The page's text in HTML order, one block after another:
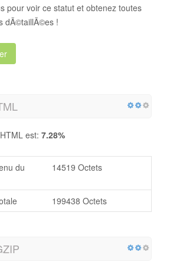
pour voir ce statut et obtenez toutes
dÃ©taillÃ©es !
est: 7.28%
du
14519 Octets
199438 Octets